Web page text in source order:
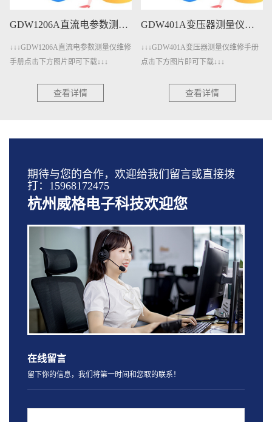
GDW1206A直流电参数测量仪维修手册下载
↓↓↓GDW1206A直流电参数测量仪维修
手册点击下方图片即可下载↓↓↓
查看详情
GDW401A变压器测量仪维修手册下载
↓↓↓GDW401A变压器测量仪维修手册
点击下方图片即可下载↓↓↓
查看详情
期待与您的合作，欢迎给我们留言或直接拨
打：15968172475
杭州威格电子科技欢迎您
在线留言
留下你的信息，我们将第一时间和您取的联系！